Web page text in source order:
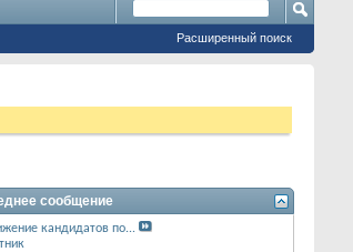
Расширенный поиск
сообщение
кандидатов по...